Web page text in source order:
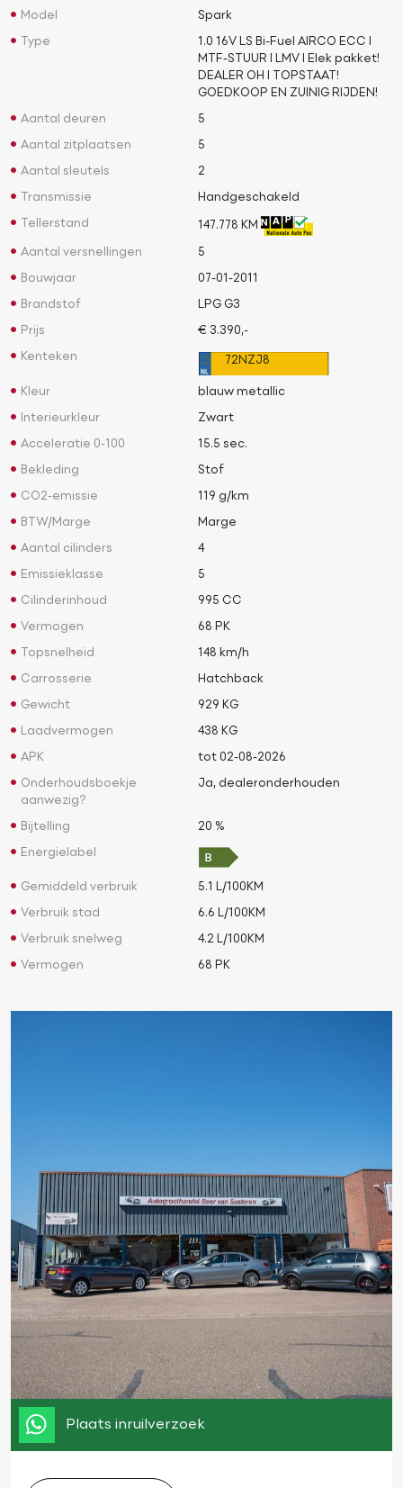
Model Spark
Type
1.0 16V LS Bi-Fuel AIRCO ECC l
MTF-STUUR l LMV l Elek pakket!
DEALER OH l TOPSTAAT!
GOEDKOOP EN ZUINIG RIJDEN!
Aantal deuren 5
Aantal zitplaatsen 5
Aantal sleutels 2
Transmissie Handgeschakeld
Tellerstand 147.778 KM
Aantal versnellingen 5
Bouwjaar 07-01-2011
Brandstof LPG G3
Prijs € 3.390,-
Kenteken 72NZJ8
Kleur blauw metallic
Interieurkleur Zwart
Acceleratie 0-100 15.5 sec.
Bekleding Stof
CO2-emissie 119 g/km
BTW/Marge Marge
Aantal cilinders 4
Emissieklasse 5
Cilinderinhoud 995 CC
Vermogen 68 PK
Topsnelheid 148 km/h
Carrosserie Hatchback
Gewicht 929 KG
Laadvermogen 438 KG
APK tot 02-08-2026
Onderhoudsboekje
aanwezig?
Ja, dealeronderhouden
Bijtelling 20 %
Energielabel
Gemiddeld verbruik 5.1 L/100KM
Verbruik stad 6.6 L/100KM
Verbruik snelweg 4.2 L/100KM
Vermogen 68 PK
Plaats inruilverzoek